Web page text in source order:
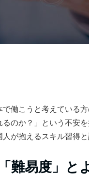
働こうと考えている
のか？」という不安を
が抱えるスキル習得
難易度」と